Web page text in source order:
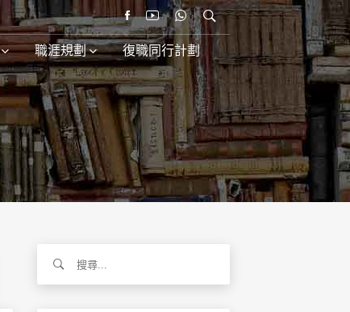
職涯規劃 復職同行計劃
關